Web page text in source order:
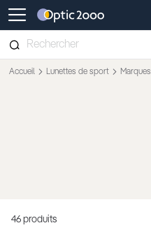
Retour vers la page d'accueil
Accueil Lunettes de sport Marques
46 produits